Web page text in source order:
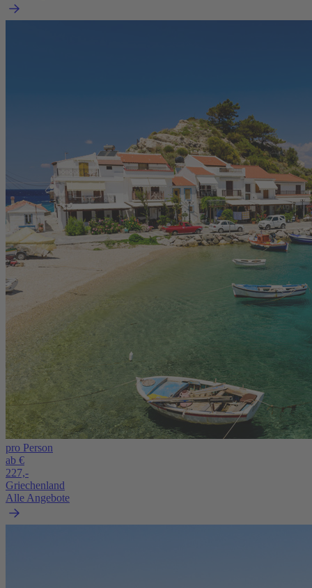
pro Person
ab €
227,-
Griechenland
Alle Angebote